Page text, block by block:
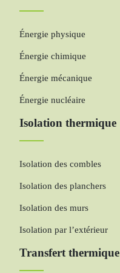
Énergie physique
Énergie chimique
Énergie mécanique
Énergie nucléaire
Isolation thermique
Isolation des combles
Isolation des planchers
Isolation des murs
Isolation par l’extérieur
Transfert thermique